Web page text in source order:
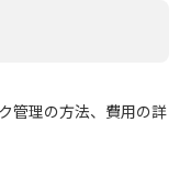
管理の方法、費用の詳